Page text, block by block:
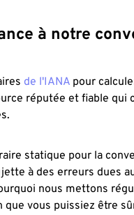
à notre
de l'IANA pour
réputée et fiable qui
statique pour la
à des erreurs dues
nous mettons
vous puissiez être